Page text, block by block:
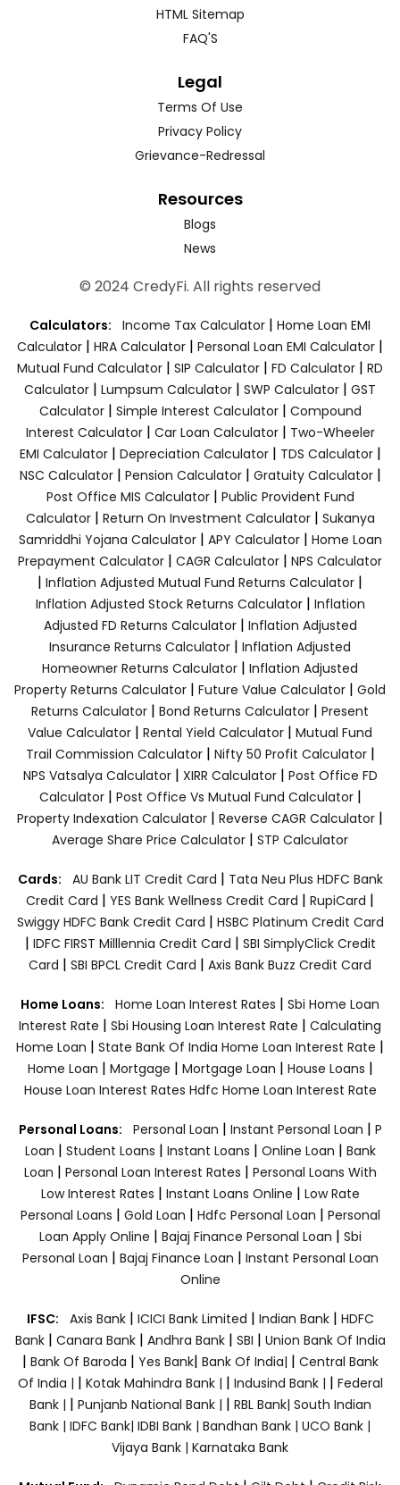
HTML Sitemap
FAQ'S
Legal
Terms Of Use
Privacy Policy
Grievance-Redressal
Resources
Blogs
News
© 2024 CredyFi. All rights reserved
Calculators: Income Tax Calculator | Home Loan EMI
Calculator | HRA Calculator | Personal Loan EMI Calculator |
Mutual Fund Calculator | SIP Calculator | FD Calculator | RD
Calculator | Lumpsum Calculator | SWP Calculator | GST
Calculator| Simple Interest Calculator| Compound
Interest Calculator| Car Loan Calculator| Two-Wheeler
EMI Calculator| Depreciation Calculator| TDS Calculator|
NSC Calculator| Pension Calculator| Gratuity Calculator|
Post Office MIS Calculator| Public Provident Fund
Calculator| Return On Investment Calculator| Sukanya
Samriddhi Yojana Calculator| APY Calculator| Home Loan
Prepayment Calculator | CAGR Calculator | NPS Calculator
| Inflation Adjusted Mutual Fund Returns Calculator |
Inflation Adjusted Stock Returns Calculator| Inflation
Adjusted FD Returns Calculator| Inflation Adjusted
Insurance Returns Calculator | Inflation Adjusted
Homeowner Returns Calculator | Inflation Adjusted
Property Returns Calculator | Future Value Calculator | Gold
Returns Calculator | Bond Returns Calculator | Present
Value Calculator | Rental Yield Calculator | Mutual Fund
Trail Commission Calculator| Nifty 50 Profit Calculator|
NPS Vatsalya Calculator| XIRR Calculator| Post Office FD
Calculator| Post Office Vs Mutual Fund Calculator|
Property Indexation Calculator | Reverse CAGR Calculator |
Average Share Price Calculator | STP Calculator
Cards: AU Bank LIT Credit Card | Tata Neu Plus HDFC Bank
Credit Card | YES Bank Wellness Credit Card | RupiCard |
Swiggy HDFC Bank Credit Card | HSBC Platinum Credit Card
| IDFC FIRST Milllennia Credit Card | SBI SimplyClick Credit
Card | SBI BPCL Credit Card | Axis Bank Buzz Credit Card
Home Loans: Home Loan Interest Rates | Sbi Home Loan
Interest Rate | Sbi Housing Loan Interest Rate | Calculating
Home Loan | State Bank Of India Home Loan Interest Rate |
Home Loan | Mortgage | Mortgage Loan | House Loans |
House Loan Interest Rates Hdfc Home Loan Interest Rate
Personal Loans: Personal Loan | Instant Personal Loan | P
Loan | Student Loans | Instant Loans | Online Loan | Bank
Loan | Personal Loan Interest Rates | Personal Loans With
Low Interest Rates | Instant Loans Online | Low Rate
Personal Loans | Gold Loan | Hdfc Personal Loan | Personal
Loan Apply Online | Bajaj Finance Personal Loan | Sbi
Personal Loan | Bajaj Finance Loan | Instant Personal Loan
Online
IFSC: Axis Bank | ICICI Bank Limited | Indian Bank | HDFC
Bank| Canara Bank | Andhra Bank| SBI | Union Bank Of India
| Bank Of Baroda | Yes Bank| Bank Of India| | Central Bank
Of India | | Kotak Mahindra Bank | | Indusind Bank | | Federal
Bank | | Punjanb National Bank | | RBL Bank| South Indian
Bank | IDFC Bank| IDBI Bank | Bandhan Bank | UCO Bank |
Vijaya Bank | Karnataka Bank